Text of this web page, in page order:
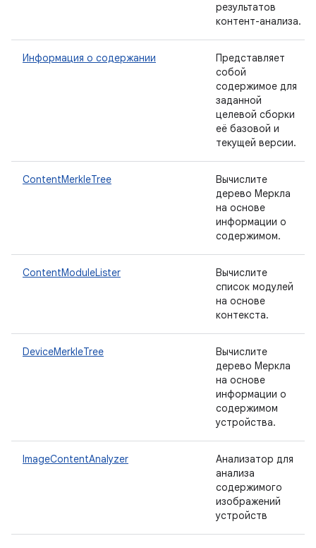
результатов
контент-анализа.
Информация о содержании
Представляет
собой
содержимое для
заданной
целевой сборки
её базовой и
текущей версии.
ContentMerkleTree
Вычислите
дерево Меркла
на основе
информации о
содержимом.
ContentModuleLister
Вычислите
список модулей
на основе
контекста.
DeviceMerkleTree
Вычислите
дерево Меркла
на основе
информации о
содержимом
устройства.
ImageContentAnalyzer
Анализатор для
анализа
содержимого
изображений
устройств